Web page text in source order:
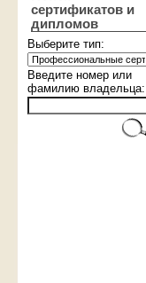
сертификатов и
дипломов
Выберите тип:
Введите номер или
фамилию владельца: